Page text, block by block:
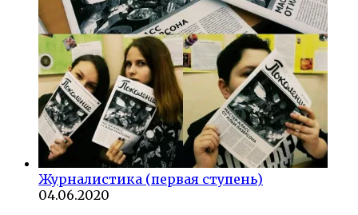
Журналистика (первая ступень)
04.06.2020